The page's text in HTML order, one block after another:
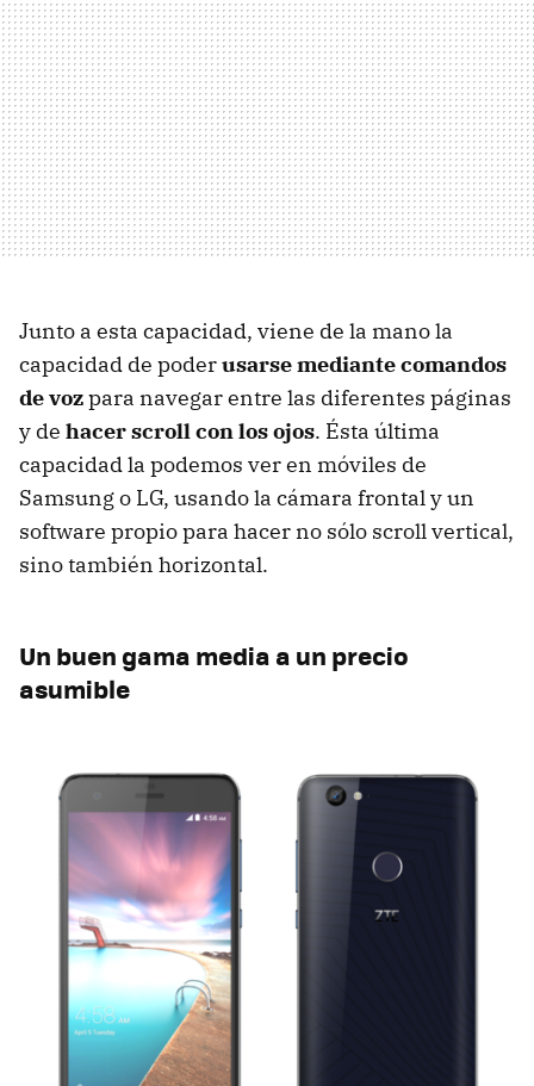
Junto a esta capacidad, viene de la mano la
capacidad de poderusarse mediante comandos
de vozpara navegar entre las diferentes páginas
y de hacer scroll con los ojos. Ésta última
capacidad la podemos ver en móviles de
Samsung o LG, usando la cámara frontal y un
software propio para hacer no sólo scroll vertical,
sino también horizontal.
Un buen gama media a un precio
asumible